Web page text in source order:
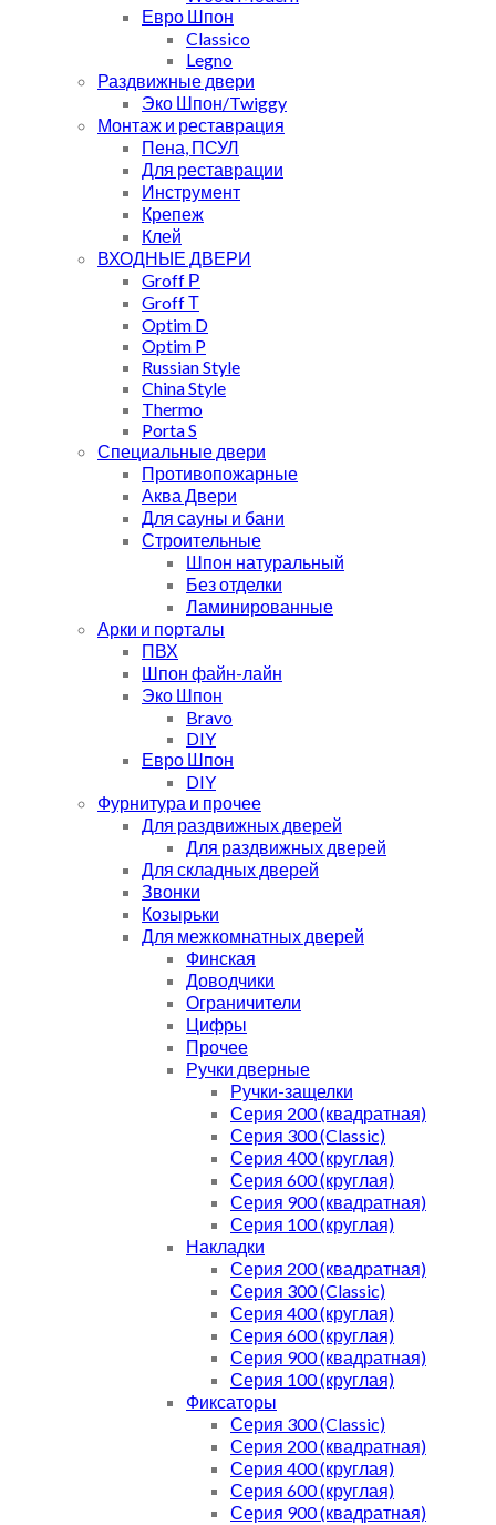
Евро Шпон
Classico
Legno
Раздвижные двери
Эко Шпон/Twiggy
Монтаж и реставрация
Пена, ПСУЛ
Для реставрации
Инструмент
Крепеж
Клей
ВХОДНЫЕ ДВЕРИ
Groff Р
Groff Т
Optim D
Optim P
Russian Style
China Style
Thermo
Porta S
Специальные двери
Противопожарные
Аква Двери
Для сауны и бани
Строительные
Шпон натуральный
Без отделки
Ламинированные
Арки и порталы
ПВХ
Шпон файн-лайн
Эко Шпон
Bravo
DIY
Евро Шпон
DIY
Фурнитура и прочее
Для раздвижных дверей
Для раздвижных дверей
Для складных дверей
Звонки
Козырьки
Для межкомнатных дверей
Финская
Доводчики
Ограничители
Цифры
Прочее
Ручки дверные
Ручки-защелки
Серия 200 (квадратная)
Серия 300 (Classic)
Серия 400 (круглая)
Серия 600 (круглая)
Серия 900 (квадратная)
Серия 100 (круглая)
Накладки
Серия 200 (квадратная)
Серия 300 (Classic)
Серия 400 (круглая)
Серия 600 (круглая)
Серия 900 (квадратная)
Серия 100 (круглая)
Фиксаторы
Серия 300 (Classic)
Серия 200 (квадратная)
Серия 400 (круглая)
Серия 600 (круглая)
Серия 900 (квадратная)